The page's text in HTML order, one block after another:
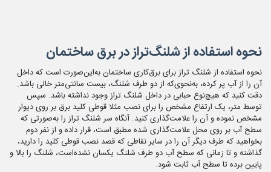
نحوه استفاده از شلنگ‌تراز در برق ساختمان
نحوه استفاده از شلنگ تراز برای برق‌کاری ساختمان به‌این‌صورت است که داخل
آن را از آب پر کرده، به‌نحوی‌که از دو طرف شلنگ، بیست سانتی‌متر خالی باشد.
دقت کنید که هیچ‌نوع حبابی در داخل شلنگ تراز وجود نداشته باشد. سپس
توسط متر، یک ارتفاع مشخص را برای نصب مثلا قوطی کلید برق بر روی دیوار
مشخص نموده و آن را علامت‌گذاری کنید. آنگاه سر شلنگ تراز را به‌صورتی که
سطح آب بر روی محل علامت‌گذاری شده مطبق است، قرار داده و از نفر دوم
بخواهید که طرف دیگر آن را در سایر نقاطی که قصد نصب قوطی کلید را دارید،
گذاشته و تا زمانی که سطح آب دو طرف شلنگ یکسان نشده‌است، شلنگ را بالا و
پایین برده تا سطح آب ثابت شود.